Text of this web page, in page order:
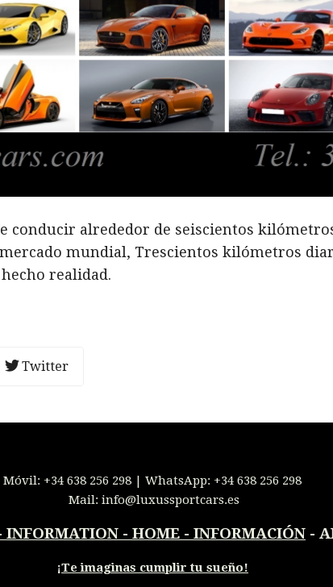
conducir alrededor de seiscientos
mundial, Trescientos kilómetros
realidad.
Twitter
Móvil: +34 638 256 298 | WhatsApp: +34 638 256 298
Mail: info@luxussportcars.es
INFORMATION - HOME - INFORMACIÓN -
¡Te imaginas cumplir tu sueño!